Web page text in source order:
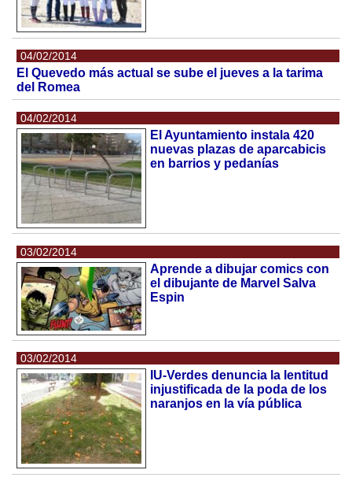
04/02/2014
El Quevedo más actual se sube el jueves a la tarima
del Romea
04/02/2014
El Ayuntamiento instala 420
nuevas plazas de aparcabicis
en barrios y pedanías
03/02/2014
Aprende a dibujar comics con
el dibujante de Marvel Salva
Espin
03/02/2014
IU-Verdes denuncia la lentitud
injustificada de la poda de los
naranjos en la vía pública